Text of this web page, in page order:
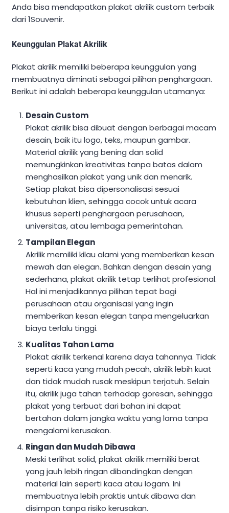
Anda bisa mendapatkan plakat akrilik custom terbaik
dari 1Souvenir.
Keunggulan Plakat Akrilik
Plakat akrilik memiliki beberapa keunggulan yang
membuatnya diminati sebagai pilihan penghargaan.
Berikut ini adalah beberapa keunggulan utamanya:
Desain Custom
Plakat akrilik bisa dibuat dengan berbagai macam
desain, baik itu logo, teks, maupun gambar.
Material akrilik yang bening dan solid
memungkinkan kreativitas tanpa batas dalam
menghasilkan plakat yang unik dan menarik.
Setiap plakat bisa dipersonalisasi sesuai
kebutuhan klien, sehingga cocok untuk acara
khusus seperti penghargaan perusahaan,
universitas, atau lembaga pemerintahan.
Tampilan Elegan
Akrilik memiliki kilau alami yang memberikan kesan
mewah dan elegan. Bahkan dengan desain yang
sederhana, plakat akrilik tetap terlihat profesional.
Hal ini menjadikannya pilihan tepat bagi
perusahaan atau organisasi yang ingin
memberikan kesan elegan tanpa mengeluarkan
biaya terlalu tinggi.
Kualitas Tahan Lama
Plakat akrilik terkenal karena daya tahannya. Tidak
seperti kaca yang mudah pecah, akrilik lebih kuat
dan tidak mudah rusak meskipun terjatuh. Selain
itu, akrilik juga tahan terhadap goresan, sehingga
plakat yang terbuat dari bahan ini dapat
bertahan dalam jangka waktu yang lama tanpa
mengalami kerusakan.
Ringan dan Mudah Dibawa
Meski terlihat solid, plakat akrilik memiliki berat
yang jauh lebih ringan dibandingkan dengan
material lain seperti kaca atau logam. Ini
membuatnya lebih praktis untuk dibawa dan
disimpan tanpa risiko kerusakan.